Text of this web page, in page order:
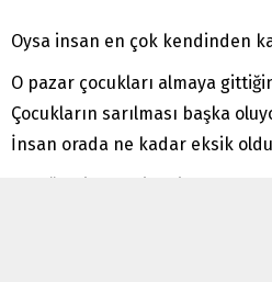
Oysa insan en çok kendinden
O pazar çocukları almaya
Çocukların sarılması başka
İnsan orada ne kadar eksik